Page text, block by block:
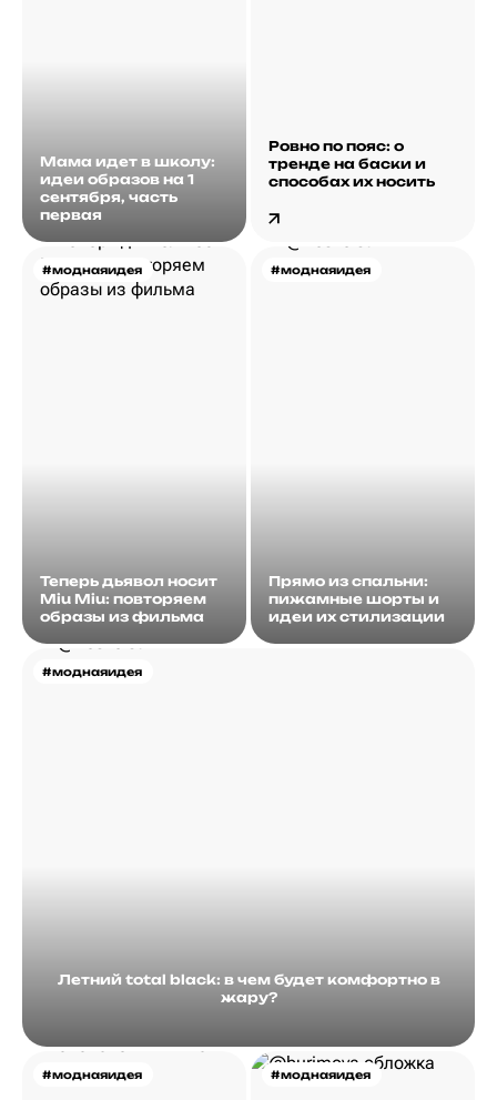
Мама идет в школу:
идеи образов на 1
сентября, часть
первая
Ровно по пояс: о
тренде на баски и
способах их носить
#моднаяидея
Теперь дьявол носит
Miu Miu: повторяем
образы из фильма
#моднаяидея
Летний total black: в чем будет комфортно в
жару?
#моднаяидея
Прямо из спальни:
пижамные шорты и
идеи их стилизации
#моднаяидея #моднаяидея